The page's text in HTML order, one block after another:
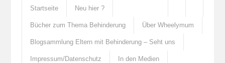
Startseite Neu hier ?
Bücher zum Thema Behinderung Über Wheelymum
Blogsammlung Eltern mit Behinderung – Seht uns
Impressum/Datenschutz In den Medien